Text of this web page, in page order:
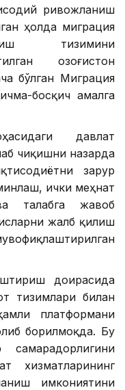
ривожланиш
ҳолда миграция
тизимини
Қозоғистон
бўлган Миграция
босқич амалга
давлат
чиқишни назарда
зарур
ички меҳнат
талабга жавоб
жалб қилиш
доирасида
тизимлари билан
платформани
борилмоқда. Бу
хизматларининг
имкониятини